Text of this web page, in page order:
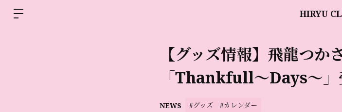
HIRYU
【グッズ情報】飛龍つか
「Thankfull〜Days〜」
NEWS #グッズ #カレンダー